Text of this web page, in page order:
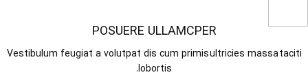
POSUERE ULLAMCPER
Vestibulum feugiat a volutpat dis cum primis ultricies massa taciti
lobortis.